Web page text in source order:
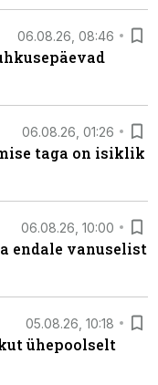
06.08.26, 08:46
06.08.26, 01:26
taga on isiklik
06.08.26, 10:00
endale vanuselist
05.08.26, 10:18
ühepoolselt